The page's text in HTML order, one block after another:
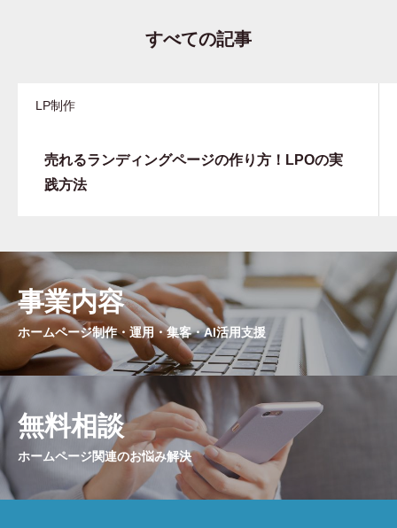
すべての記事
LP制作
売れるランディングページの作り方！LPOの実
践方法
事業内容
ホームページ制作・運用・集客・AI活用支援
無料相談
ホームページ関連のお悩み解決